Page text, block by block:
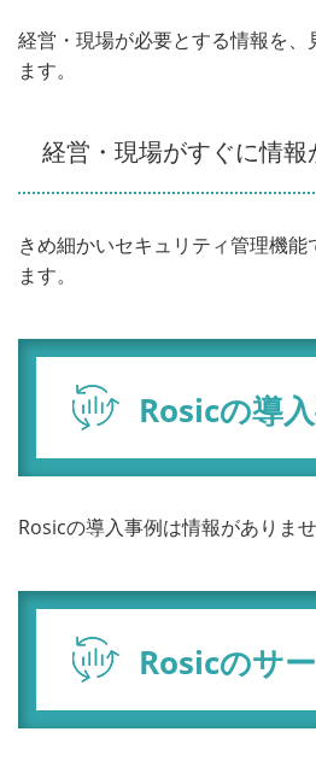
経営・現場が必要とする情報を
ます。
経営・現場がすぐに情
きめ細かいセキュリティ管理機
ます。
Rosicの導
Rosicの導入事例は情報がありませ
Rosicのサ